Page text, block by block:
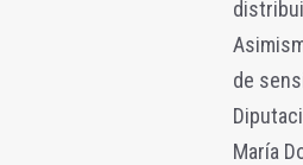
de
María